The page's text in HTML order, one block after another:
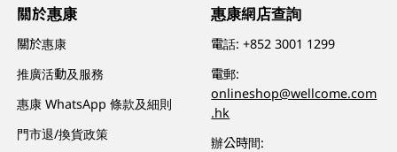
關於惠康
關於惠康
推廣活動及服務
惠康 WhatsApp 條款及細則
門市退/換貨政策
惠康網店查詢
電話:+852 3001 1299
電郵:
onlineshop@wellcome.com
.hk
辦公時間: